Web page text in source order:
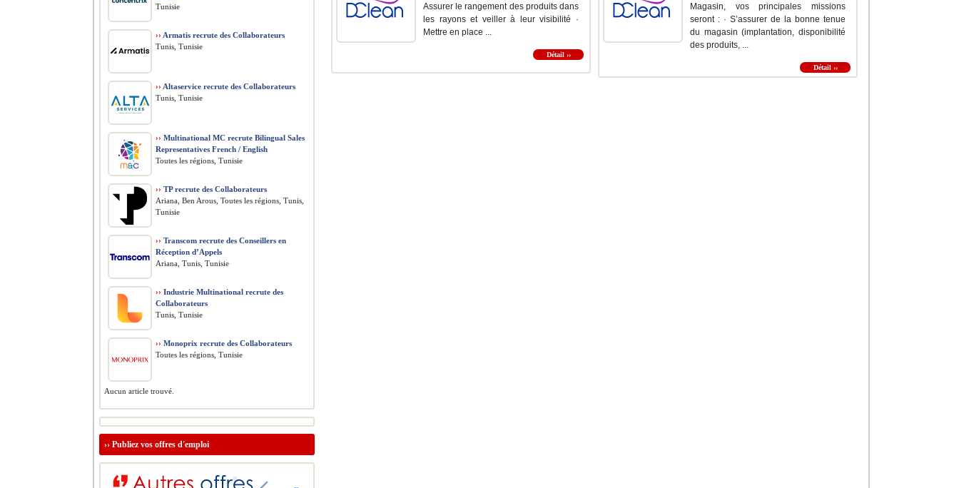
Assurer le rangement des produits dans
les rayons et veiller à leur visibilité ·
Mettre en place ...
Détail ››
Magasin, vos principales missions
seront : · S’assurer de la bonne tenue
du magasin (implantation, disponibilité
des produits, ...
Détail ››
Tunisie
›› Armatis recrute des Collaborateurs
Tunis, Tunisie
›› Altaservice recrute des Collaborateurs
Tunis, Tunisie
›› Multinational MC recrute Bilingual Sales
Representatives French / English
Toutes les régions, Tunisie
›› TP recrute des Collaborateurs
Ariana, Ben Arous, Toutes les régions, Tunis,
Tunisie
›› Transcom recrute des Conseillers en
Réception d’Appels
Ariana, Tunis, Tunisie
›› Industrie Multinational recrute des
Collaborateurs
Tunis, Tunisie
›› Monoprix recrute des Collaborateurs
Toutes les régions, Tunisie
Aucun article trouvé.
›› Publiez vos offres d'emploi